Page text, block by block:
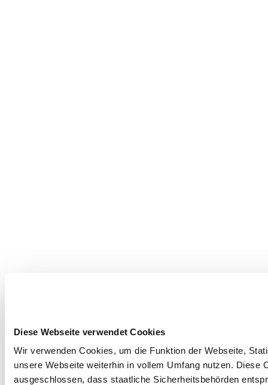
Diese Webseite verwendet Cookies
Wir verwenden Cookies, um die Funktion der Webseite,
unsere Webseite weiterhin in vollem Umfang nutzen.
ausgeschlossen, dass staatliche Sicherheitsbehörden